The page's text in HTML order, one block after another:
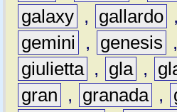
galaxy , gallardo ,
gemini
, genesis ,
giulietta , gla ,
gran
, granada ,